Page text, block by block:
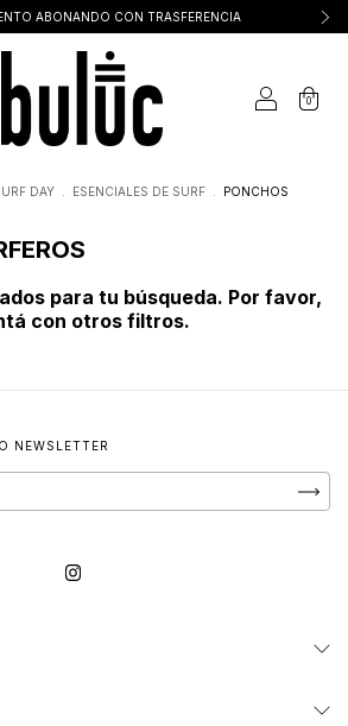
ABONANDO CON TRASFERENCIA
0
DAY ESENCIALES DE SURF
PONCHOS
para tu búsqueda. Por favor,
con otros filtros.
NEWSLETTER